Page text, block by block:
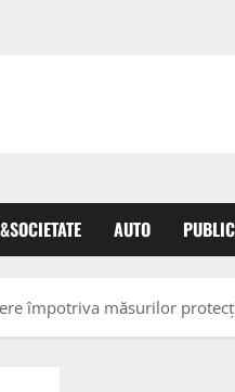
AUTO
împotriva măsurilor